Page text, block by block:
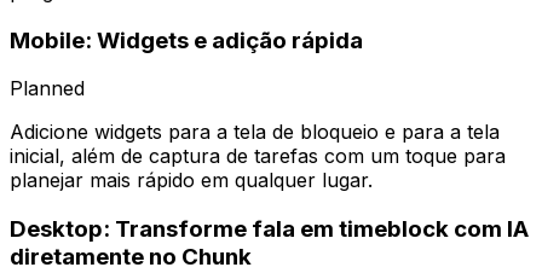
Mobile: Widgets e adição rápida
Planned
Adicione widgets para a tela de bloqueio e para a tela
inicial, além de captura de tarefas com um toque para
planejar mais rápido em qualquer lugar.
Desktop: Transforme fala em timeblock com IA
diretamente no Chunk